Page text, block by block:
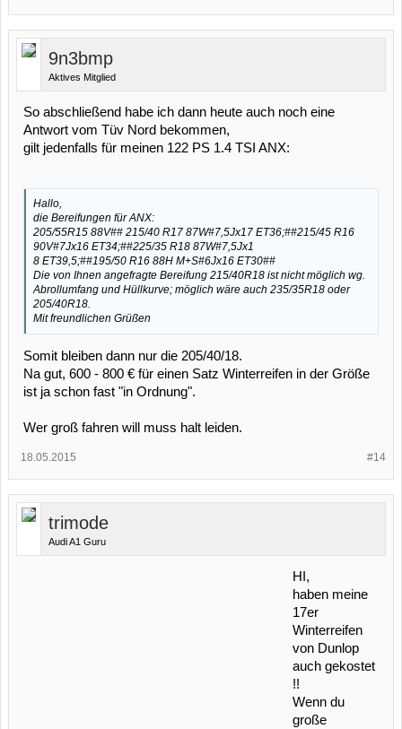
9n3bmp
Aktives Mitglied
So abschließend habe ich dann heute auch noch eine
Antwort vom Tüv Nord bekommen,
gilt jedenfalls für meinen 122 PS 1.4 TSI ANX:
Hallo,
die Bereifungen für ANX:
205/55R15 88V## 215/40 R17 87W#7,5Jx17 ET36;##215/45 R16
90V#7Jx16 ET34;##225/35 R18 87W#7,5Jx1
8 ET39,5;##195/50 R16 88H M+S#6Jx16 ET30##
Die von Ihnen angefragte Bereifung 215/40R18 ist nicht möglich wg.
Abrollumfang und Hüllkurve; möglich wäre auch 235/35R18 oder
205/40R18.
Mit freundlichen Grüßen
Somit bleiben dann nur die 205/40/18.
Na gut, 600 - 800 € für einen Satz Winterreifen in der Größe
ist ja schon fast "in Ordnung".
Wer groß fahren will muss halt leiden.
#14
18.05.2015
trimode
Audi A1 Guru
HI,
haben meine
17er
Winterreifen
von Dunlop
auch gekostet
!!
Wenn du
große